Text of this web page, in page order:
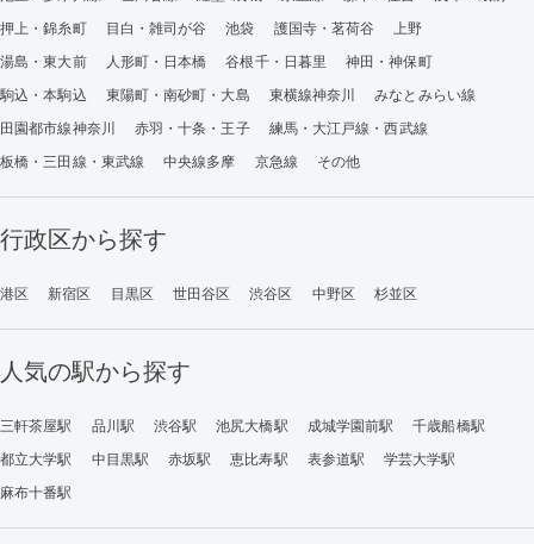
押上・錦糸町
目白・雑司が谷 池袋 護国寺・茗荷谷
上野
湯島・東大前
人形町・日本橋 谷根千・日暮里
神田・神保町
駒込・本駒込
東陽町・南砂町・大島 東横線神奈川
みなとみらい線
田園都市線神奈川
赤羽・十条・王子
練馬・大江戸線・西武線
板橋・三田線・東武線
中央線多摩 京急線 その他
行政区から探す
港区 新宿区 目黒区 世田谷区 渋谷区 中野区 杉並区
人気の駅から探す
三軒茶屋駅 品川駅 渋谷駅 池尻大橋駅 成城学園前駅
千歳船橋駅
都立大学駅
中目黒駅 赤坂駅 恵比寿駅 表参道駅
学芸大学駅
麻布十番駅